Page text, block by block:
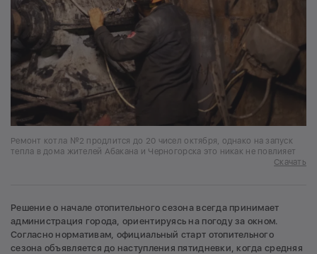
Ремонт котла №2 продлится до 20 чисел октября, однако на запуск
тепла в дома жителей Абакана и Черногорска это никак не повлияет
Скачать
Решение о начале отопительного сезона всегда принимает
администрация города, ориентируясь на погоду за окном.
Согласно нормативам, официальный старт отопительного
сезона объявляется до наступления пятидневки, когда средняя